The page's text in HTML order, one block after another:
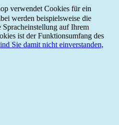
verwendet Cookies für ein
werden beispielsweise die
auf Ihrem
ist der Funktionsumfang des
Sie damit nicht einverstanden,